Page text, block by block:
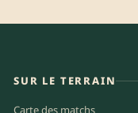
SUR LE TERRAIN
Carte des matchs